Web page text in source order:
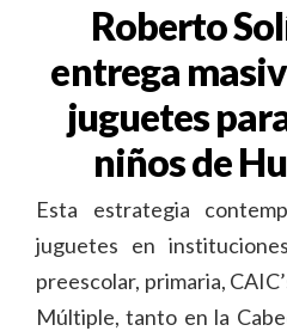
Roberto
entrega
juguetes
niños de
Esta estrategia
juguetes en
preescolar, primaria,
Múltiple, tanto en la